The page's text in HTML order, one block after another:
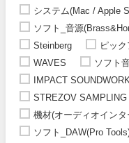
システム(Mac / Apple
ソフト_音源
Steinberg
ピッ
WAVES
ソフト
IMPACT
STREZOV SAMPLING
機材(オーディオイン
ソフト_DAW(Pro